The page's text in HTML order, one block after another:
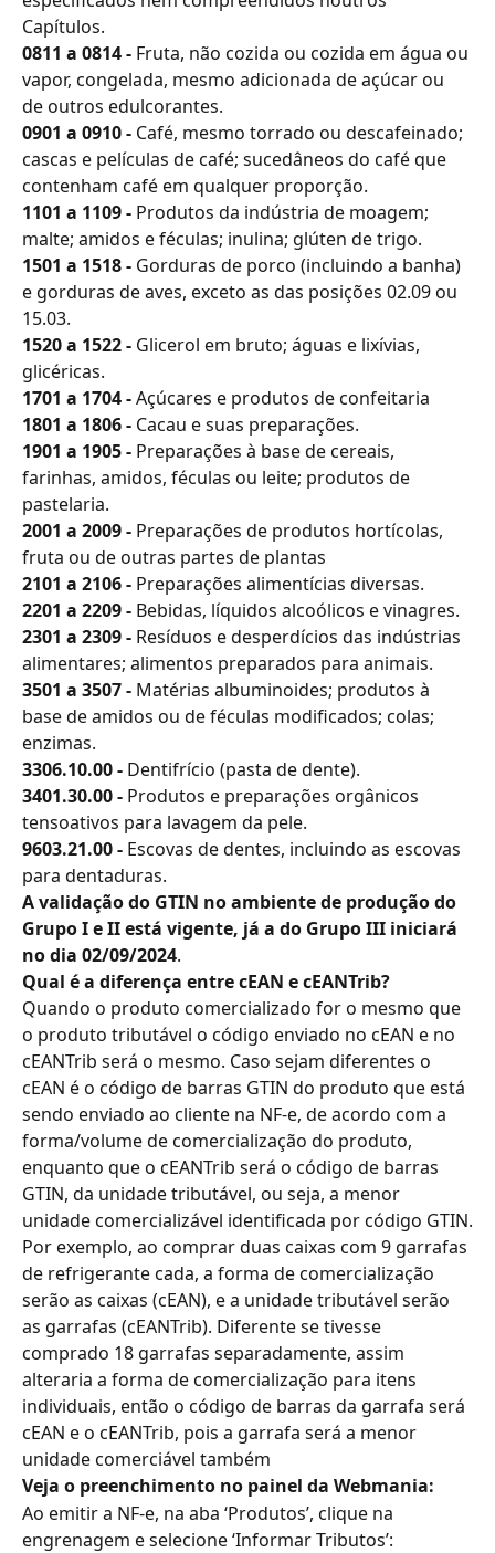
Capítulos.
0811 a 0814 - Fruta, não cozida ou cozida em água ou
vapor, congelada, mesmo adicionada de açúcar ou
de outros edulcorantes.
0901 a 0910 - Café, mesmo torrado ou descafeinado;
cascas e películas de café; sucedâneos do café que
contenham café em qualquer proporção.
1101 a 1109 - Produtos da indústria de moagem;
malte; amidos e féculas; inulina; glúten de trigo.
1501 a 1518 - Gorduras de porco (incluindo a banha)
e gorduras de aves, exceto as das posições 02.09 ou
15.03.
1520 a 1522 - Glicerol em bruto; águas e lixívias,
glicéricas.
1701 a 1704 - Açúcares e produtos de confeitaria
1801 a 1806 - Cacau e suas preparações.
1901 a 1905 - Preparações à base de cereais,
farinhas, amidos, féculas ou leite; produtos de
pastelaria.
2001 a 2009 - Preparações de produtos hortícolas,
fruta ou de outras partes de plantas
2101 a 2106 - Preparações alimentícias diversas.
2201 a 2209 - Bebidas, líquidos alcoólicos e vinagres.
2301 a 2309 - Resíduos e desperdícios das indústrias
alimentares; alimentos preparados para animais.
3501 a 3507 - Matérias albuminoides; produtos à
base de amidos ou de féculas modificados; colas;
enzimas.
3306.10.00 - Dentifrício (pasta de dente).
3401.30.00 - Produtos e preparações orgânicos
tensoativos para lavagem da pele.
9603.21.00 - Escovas de dentes, incluindo as escovas
para dentaduras.
A validação do GTIN no ambiente de produção do
Grupo I e II está vigente, já a do Grupo III iniciará
no dia 02/09/2024.
Qual é a diferença entre cEAN e cEANTrib?
Quando o produto comercializado for o mesmo que
o produto tributável o código enviado no cEAN e no
cEANTrib será o mesmo. Caso sejam diferentes o
cEAN é o código de barras GTIN do produto que está
sendo enviado ao cliente na NF-e, de acordo com a
forma/volume de comercialização do produto,
enquanto que o cEANTrib será o código de barras
GTIN, da unidade tributável, ou seja, a menor
unidade comercializável identificada por código GTIN.
Por exemplo, ao comprar duas caixas com 9 garrafas
de refrigerante cada, a forma de comercialização
serão as caixas (cEAN), e a unidade tributável serão
as garrafas (cEANTrib). Diferente se tivesse
comprado 18 garrafas separadamente, assim
alteraria a forma de comercialização para itens
individuais, então o código de barras da garrafa será
cEAN e o cEANTrib, pois a garrafa será a menor
unidade comerciável também
Veja o preenchimento no painel da Webmania:
Ao emitir a NF-e, na aba ‘Produtos’, clique na
engrenagem e selecione ‘Informar Tributos’: